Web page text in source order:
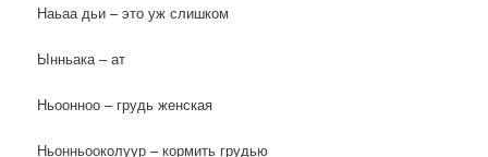
Наьаа дьи – это уж слишком
Ынньака – ат
Ньоонноо – грудь женская
Ньонньооколуур – кормить грудью